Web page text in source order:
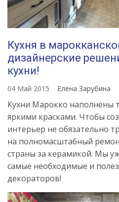
Кухня в
дизайнерские
кухни!
04 Май 2015 Елена Зарубина
Кухни Марокко наполнены
яркими красками. Чтобы
интерьер не обязательно
на полномасштабный
страны за керамикой. Мы
самые необходимые и
декораторов!